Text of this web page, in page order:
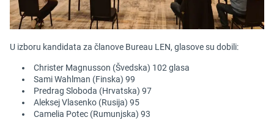
U izboru kandidata za članove Bureau LEN, glasove su dobili:
Christer Magnusson (Švedska) 102 glasa
Sami Wahlman (Finska) 99
Predrag Sloboda (Hrvatska) 97
Aleksej Vlasenko (Rusija) 95
Camelia Potec (Rumunjska) 93